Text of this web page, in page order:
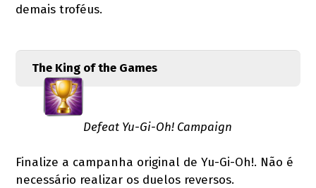
demais troféus.
The King of the Games
Defeat Yu-Gi-Oh! Campaign
Finalize a campanha original de Yu-Gi-Oh!. Não é
necessário realizar os duelos reversos.